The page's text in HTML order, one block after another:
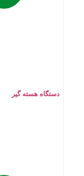
دستگاه هسته گیر